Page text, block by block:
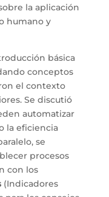
la aplicación
humano y
básica
conceptos
el contexto
Se discutió
automatizar
la eficiencia
se
procesos
con los
(Indicadores